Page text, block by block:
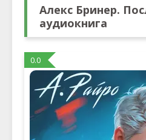
Алекс Бринер.
аудиокнига
0.0